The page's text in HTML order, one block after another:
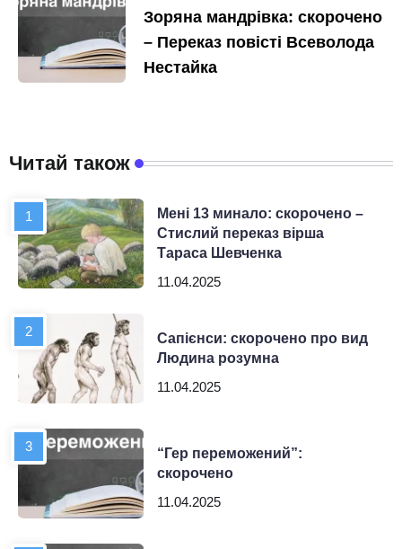
Зоряна мандрівка: скорочено
– Переказ повісті Всеволода
Нестайка
Читай також
Мені 13 минало: скорочено –
Стислий переказ вірша
Тараса Шевченка
11.04.2025
Сапієнси: скорочено про вид
Людина розумна
11.04.2025
“Гер переможений”:
скорочено
11.04.2025